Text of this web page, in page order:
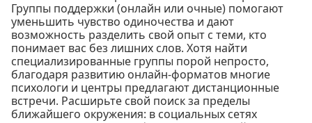
Группы поддержки (онлайн или очные) помогают
уменьшить чувство одиночества и дают
возможность разделить свой опыт с теми, кто
понимает вас без лишних слов. Хотя найти
специализированные группы порой непросто,
благодаря развитию онлайн-форматов многие
психологи и центры предлагают дистанционные
встречи. Расширьте свой поиск за пределы
ближайшего окружения: в социальных сетях